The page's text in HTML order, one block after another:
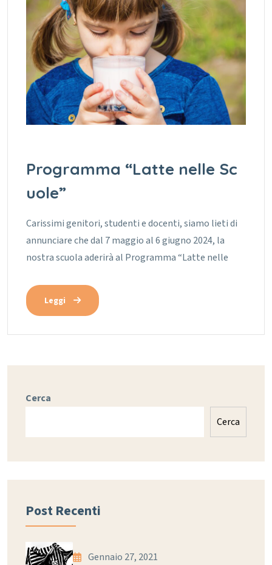
Programma “Latte nelle Sc
uole”
Carissimi genitori, studenti e docenti, siamo lieti di
annunciare che dal 7 maggio al 6 giugno 2024, la
nostra scuola aderirà al Programma “Latte nelle
Leggi
Cerca
Cerca
Post Recenti
Gennaio 27, 2021